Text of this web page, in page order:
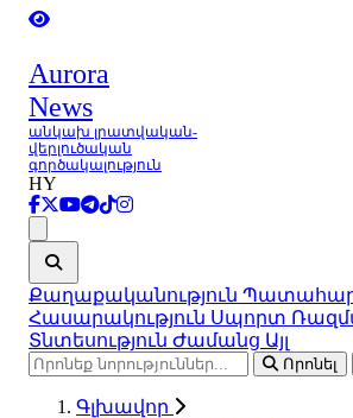
Aurora
News
անկախ լրատվական-
վերլուծական
գործակալություն
HY
Քաղաքականություն
Հասարակություն Սպորտ
Տնտեսություն Ժամանց Այլ
Որոնել
Գլխավոր